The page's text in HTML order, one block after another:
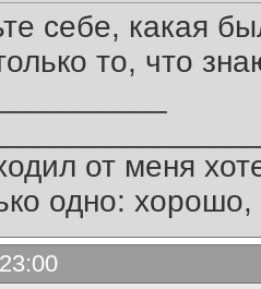
себе, какая
то, что
от меня
одно: